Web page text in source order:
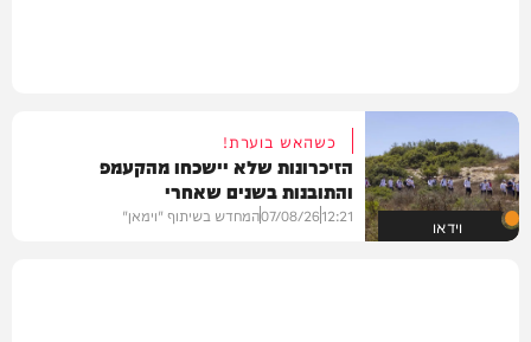
וידאו
כשהאש בוערת!
הזיכרונות שלא יישכחו מהקעמפ
והתובנות בשנים שאחרי
12:21
07/08/26המחדש בשיתוף "וימאן"